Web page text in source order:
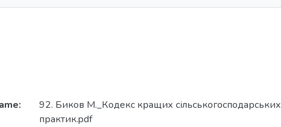
92. Биков М._Кодекс кращих сільськогосподарських
практик.pdf